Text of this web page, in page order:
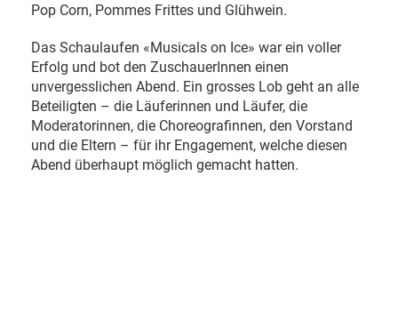
Pop Corn, Pommes Frittes und Glühwein.
Das Schaulaufen «Musicals on Ice» war ein voller
Erfolg und bot den ZuschauerInnen einen
unvergesslichen Abend. Ein grosses Lob geht an alle
Beteiligten – die Läuferinnen und Läufer, die
Moderatorinnen, die Choreografinnen, den Vorstand
und die Eltern – für ihr Engagement, welche diesen
Abend überhaupt möglich gemacht hatten.